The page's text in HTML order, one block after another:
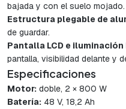
bajada y con el suelo mojado.
Estructura plegable de
de guardar.
Pantalla LCD e iluminación
pantalla, visibilidad delante y
Especificaciones
Motor: doble, 2 × 800 W
Batería: 48 V, 18,2 Ah